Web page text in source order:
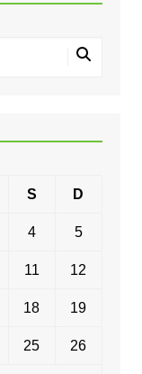
S D
4 5
11 12
18 19
25 26